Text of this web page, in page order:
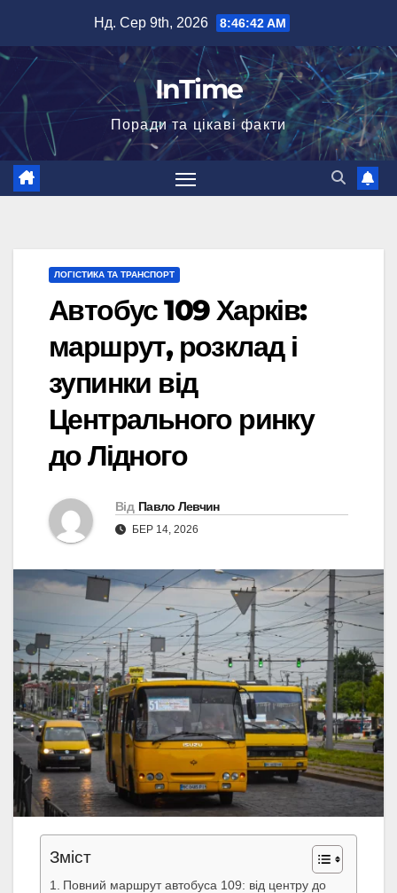
вмісту
Нд. Сер 9th, 2026 8:46:43 AM
InTime
Поради та цікаві факти
ЛОГІСТИКА ТА ТРАНСПОРТ
Автобус 109 Харків:
маршрут, розклад і
зупинки від
Центрального ринку
до Лідного
Від Павло Левчин
БЕР 14, 2026
Зміст
Повний маршрут автобуса 109: від центру до